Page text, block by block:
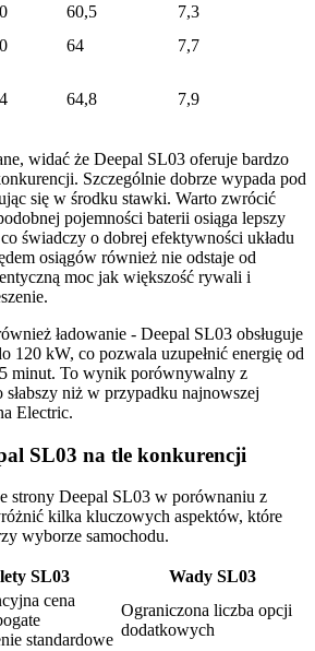
60,5
7,3
64
7,7
64,8 7,9
widać że Deepal SL03 oferuje bardzo
Szczególnie dobrze wypada pod
się w środku stawki. Warto zwrócić
pojemności baterii osiąga lepszy
świadczy o dobrej efektywności układu
osiągów również nie odstaje od
moc jak większość rywali i
ładowanie - Deepal SL03 obsługuje
120 kW, co pozwala uzupełnić energię od
minut. To wynik porównywalny z
niż w przypadku najnowszej
Electric.
SL03 na tle konkurencji
strony Deepal SL03 w porównaniu z
kilka kluczowych aspektów, które
wyborze samochodu.
SL03
Wady SL03
cena
standardowe
Ograniczona liczba opcji
dodatkowych